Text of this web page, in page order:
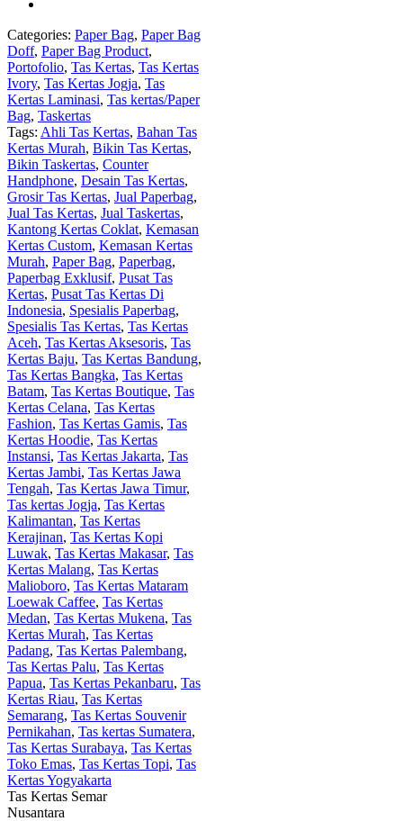
Categories: Paper Bag, Paper Bag
Doff, Paper Bag Product,
Portofolio, Tas Kertas, Tas Kertas
Ivory, Tas Kertas Jogja, Tas
Kertas Laminasi, Tas kertas/Paper
Bag, Taskertas
Tags: Ahli Tas Kertas, Bahan Tas
Kertas Murah, Bikin Tas Kertas,
Bikin Taskertas, Counter
Handphone, Desain Tas Kertas,
Grosir Tas Kertas, Jual Paperbag,
Jual Tas Kertas, Jual Taskertas,
Kantong Kertas Coklat, Kemasan
Kertas Custom, Kemasan Kertas
Murah, Paper Bag, Paperbag,
Paperbag Exklusif, Pusat Tas
Kertas, Pusat Tas Kertas Di
Indonesia, Spesialis Paperbag,
Spesialis Tas Kertas, Tas Kertas
Aceh, Tas Kertas Aksesoris, Tas
Kertas Baju, Tas Kertas Bandung,
Tas Kertas Bangka, Tas Kertas
Batam, Tas Kertas Boutique, Tas
Kertas Celana, Tas Kertas
Fashion, Tas Kertas Gamis, Tas
Kertas Hoodie, Tas Kertas
Instansi, Tas Kertas Jakarta, Tas
Kertas Jambi, Tas Kertas Jawa
Tengah, Tas Kertas Jawa Timur,
Tas kertas Jogja, Tas Kertas
Kalimantan, Tas Kertas
Kerajinan, Tas Kertas Kopi
Luwak, Tas Kertas Makasar, Tas
Kertas Malang, Tas Kertas
Malioboro, Tas Kertas Mataram
Loewak Caffee, Tas Kertas
Medan, Tas Kertas Mukena, Tas
Kertas Murah, Tas Kertas
Padang, Tas Kertas Palembang,
Tas Kertas Palu, Tas Kertas
Papua, Tas Kertas Pekanbaru, Tas
Kertas Riau, Tas Kertas
Semarang, Tas Kertas Souvenir
Pernikahan, Tas kertas Sumatera,
Tas Kertas Surabaya, Tas Kertas
Toko Emas, Tas Kertas Topi, Tas
Kertas Yogyakarta
Tas Kertas Semar
Nusantara